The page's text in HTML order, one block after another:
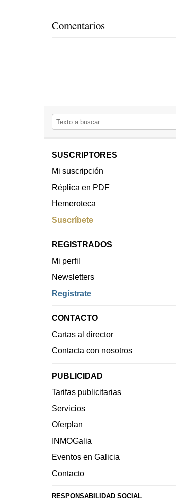
Comentarios
SUSCRIPTORES
Mi suscripción
Réplica en PDF
Hemeroteca
Suscríbete
REGISTRADOS
Mi perfil
Newsletters
Regístrate
CONTACTO
Cartas al director
Contacta con nosotros
PUBLICIDAD
Tarifas publicitarias
Servicios
Oferplan
INMOGalia
Eventos en Galicia
Contacto
RESPONSABILIDAD SOCIAL